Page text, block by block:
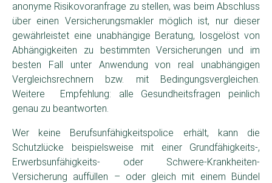
anonyme Risikovoranfrage zu stellen, was beim Abschluss
über einen Versicherungsmakler möglich ist, nur dieser
gewährleistet eine unabhängige Beratung, losgelöst von
Abhängigkeiten zu bestimmten Versicherungen und im
besten Fall unter Anwendung von real unabhängigen
Vergleichsrechnern bzw. mit Bedingungsvergleichen.
Weitere Empfehlung: alle Gesundheitsfragen peinlich
genau zu beantworten.
Wer keine Berufsunfähigkeitspolice erhält, kann die
Schutzlücke beispielsweise mit einer Grundfähigkeits-,
Erwerbsunfähigkeits- oder Schwere-Krankheiten-
Versicherung auffüllen – oder gleich mit einem Bündel